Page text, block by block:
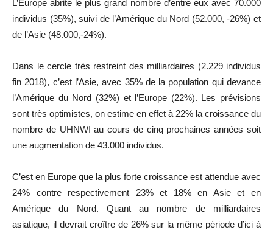
L’Europe abrite le plus grand nombre d’entre eux avec 70.000
individus (35%), suivi de l’Amérique du Nord (52.000, -26%) et
de l’Asie (48.000,-24%).
Dans le cercle très restreint des milliardaires (2.229 individus
fin 2018), c’est l’Asie, avec 35% de la population qui devance
l’Amérique du Nord (32%) et l’Europe (22%). Les prévisions
sont très optimistes, on estime en effet à 22% la croissance du
nombre de UHNWI au cours de cinq prochaines années soit
une augmentation de 43.000 individus.
C’est en Europe que la plus forte croissance est attendue avec
24% contre respectivement 23% et 18% en Asie et en
Amérique du Nord. Quant au nombre de milliardaires
asiatique, il devrait croître de 26% sur la même période d’ici à